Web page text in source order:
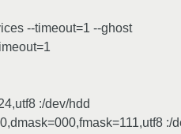
--timeout=1 --ghost
:/dev/hdd
:/